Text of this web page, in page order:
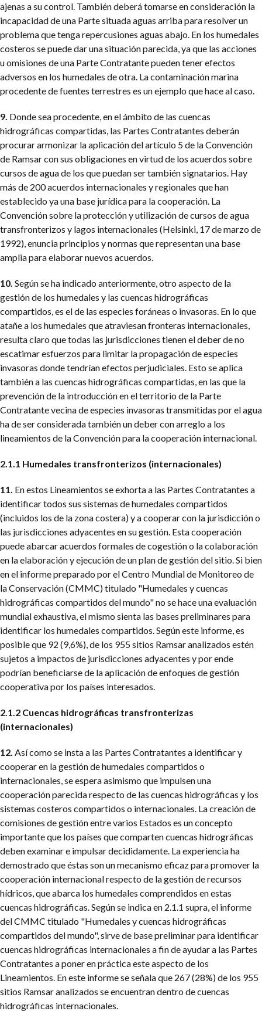
ajenas a su control. También deberá tomarse en consideración la
incapacidad de una Parte situada aguas arriba para resolver un
problema que tenga repercusiones aguas abajo. En los humedales
costeros se puede dar una situación parecida, ya que las acciones
u omisiones de una Parte Contratante pueden tener efectos
adversos en los humedales de otra. La contaminación marina
procedente de fuentes terrestres es un ejemplo que hace al caso.
9. Donde sea procedente, en el ámbito de las cuencas
hidrográficas compartidas, las Partes Contratantes deberán
procurar armonizar la aplicación del artículo 5 de la Convención
de Ramsar con sus obligaciones en virtud de los acuerdos sobre
cursos de agua de los que puedan ser también signatarios. Hay
más de 200 acuerdos internacionales y regionales que han
establecido ya una base jurídica para la cooperación. La
Convención sobre la protección y utilización de cursos de agua
transfronterizos y lagos internacionales (Helsinki, 17 de marzo de
1992), enuncia principios y normas que representan una base
amplia para elaborar nuevos acuerdos.
10. Según se ha indicado anteriormente, otro aspecto de la
gestión de los humedales y las cuencas hidrográficas
compartidos, es el de las especies foráneas o invasoras. En lo que
atañe a los humedales que atraviesan fronteras internacionales,
resulta claro que todas las jurisdicciones tienen el deber de no
escatimar esfuerzos para limitar la propagación de especies
invasoras donde tendrían efectos perjudiciales. Esto se aplica
también a las cuencas hidrográficas compartidas, en las que la
prevención de la introducción en el territorio de la Parte
Contratante vecina de especies invasoras transmitidas por el agua
ha de ser considerada también un deber con arreglo a los
lineamientos de la Convención para la cooperación internacional.
2.1.1 Humedales transfronterizos (internacionales)
11. En estos Lineamientos se exhorta a las Partes Contratantes a
identificar todos sus sistemas de humedales compartidos
(incluidos los de la zona costera) y a cooperar con la jurisdicción o
las jurisdicciones adyacentes en su gestión. Esta cooperación
puede abarcar acuerdos formales de cogestión o la colaboración
en la elaboración y ejecución de un plan de gestión del sitio. Si bien
en el informe preparado por el Centro Mundial de Monitoreo de
la Conservación (CMMC) titulado "Humedales y cuencas
hidrográficas compartidos del mundo" no se hace una evaluación
mundial exhaustiva, el mismo sienta las bases preliminares para
identificar los humedales compartidos. Según este informe, es
posible que 92 (9,6%), de los 955 sitios Ramsar analizados estén
sujetos a impactos de jurisdicciones adyacentes y por ende
podrían beneficiarse de la aplicación de enfoques de gestión
cooperativa por los países interesados.
2.1.2 Cuencas hidrográficas transfronterizas
(internacionales)
12. Así como se insta a las Partes Contratantes a identificar y
cooperar en la gestión de humedales compartidos o
internacionales, se espera asimismo que impulsen una
cooperación parecida respecto de las cuencas hidrográficas y los
sistemas costeros compartidos o internacionales. La creación de
comisiones de gestión entre varios Estados es un concepto
importante que los países que comparten cuencas hidrográficas
deben examinar e impulsar decididamente. La experiencia ha
demostrado que éstas son un mecanismo eficaz para promover la
cooperación internacional respecto de la gestión de recursos
hídricos, que abarca los humedales comprendidos en estas
cuencas hidrográficas. Según se indica en 2.1.1 supra, el informe
del CMMC titulado "Humedales y cuencas hidrográficas
compartidos del mundo", sirve de base preliminar para identificar
cuencas hidrográficas internacionales a fin de ayudar a las Partes
Contratantes a poner en práctica este aspecto de los
Lineamientos. En este informe se señala que 267 (28%) de los 955
sitios Ramsar analizados se encuentran dentro de cuencas
hidrográficas internacionales.